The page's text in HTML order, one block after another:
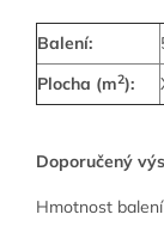
Balení:
Plocha (m2):
Doporučený
Hmotnost